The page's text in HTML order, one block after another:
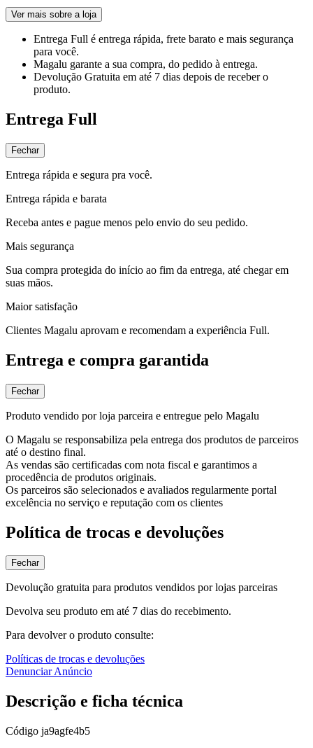
Ver mais sobre a loja
Entrega Full é entrega rápida, frete barato e mais segurança
para você.
Magalu garante a sua compra, do pedido à entrega.
Devolução Gratuita em até 7 dias depois de receber o
produto.
Entrega Full
Fechar
Entrega rápida e segura pra você.
Entrega rápida e barata
Receba antes e pague menos pelo envio do seu pedido.
Mais segurança
Sua compra protegida do início ao fim da entrega, até chegar em
suas mãos.
Maior satisfação
Clientes Magalu aprovam e recomendam a experiência Full.
Entrega e compra garantida
Fechar
Produto vendido por loja parceira e entregue pelo Magalu
O Magalu se responsabiliza pela entrega dos produtos de parceiros
até o destino final.
As vendas são certificadas com nota fiscal e garantimos a
procedência de produtos originais.
Os parceiros são selecionados e avaliados regularmente portal
excelência no serviço e reputação com os clientes
Política de trocas e devoluções
Fechar
Devolução gratuita para produtos vendidos por lojas parceiras
Devolva seu produto em até 7 dias do recebimento.
Para devolver o produto consulte:
Políticas de trocas e devoluções
Denunciar Anúncio
Descrição e ficha técnica
Código ja9agfe4b5